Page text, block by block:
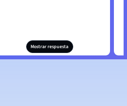
Mostrar respuesta